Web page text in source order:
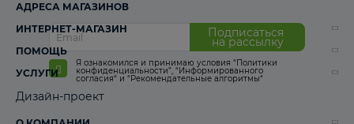
Подписаться
на рассылку
Я ознакомился и принимаю условия “Политики
конфиденциальности”, “Информированного
согласия“ и “Рекомендательные алгоритмы“
АДРЕСА МАГАЗИНОВ
ИНТЕРНЕТ-МАГАЗИН
ПОМОЩЬ
УСЛУГИ
Дизайн-проект